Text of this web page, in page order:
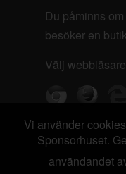
Du påminns
besöker en
Välj
Vi använder
Sponsorhuset.
användandet